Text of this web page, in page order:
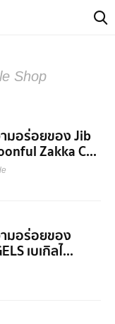
Shop
มอร่อยของ Jib
Zakka C...
มอร่อยของ
เบเกิลไ...